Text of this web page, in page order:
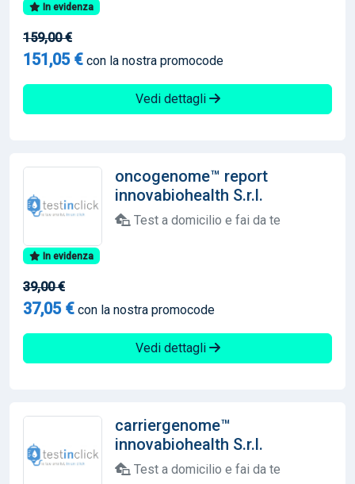
In evidenza
159,00 €
151,05 € con la nostra promocode
Vedi dettagli
oncogenome™ report
innovabiohealth S.r.l.
Test a domicilio e fai da te
In evidenza
39,00 €
37,05 € con la nostra promocode
Vedi dettagli
carriergenome™
innovabiohealth S.r.l.
Test a domicilio e fai da te